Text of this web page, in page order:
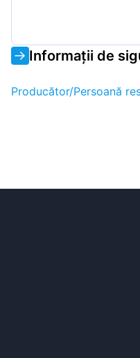
Informații de
Producător/Persoană